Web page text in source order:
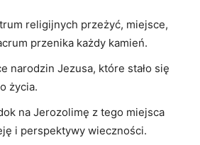
religijnych przeżyć, miejsce,
przenika każdy kamień.
narodzin Jezusa, które stało się
życia.
na Jerozolimę z tego miejsca
i perspektywy wieczności.